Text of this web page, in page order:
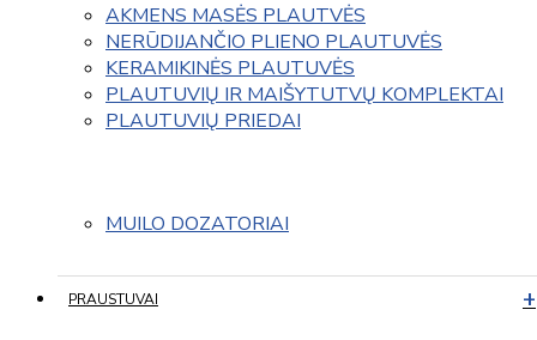
AKMENS MASĖS PLAUTVĖS
NERŪDIJANČIO PLIENO PLAUTUVĖS
KERAMIKINĖS PLAUTUVĖS
PLAUTUVIŲ IR MAIŠYTUTVŲ KOMPLEKTAI
PLAUTUVIŲ PRIEDAI
MUILO DOZATORIAI
PRAUSTUVAI